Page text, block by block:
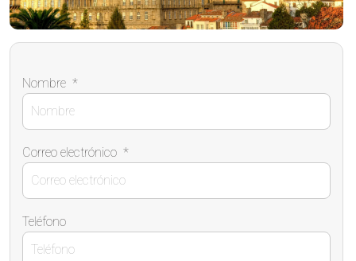
Nombre *
Correo electrónico *
Teléfono